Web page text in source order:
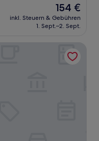
Der
Preis
beträgt
154 €
inkl. Steuern & Gebühren
1. Sept.–2. Sept.